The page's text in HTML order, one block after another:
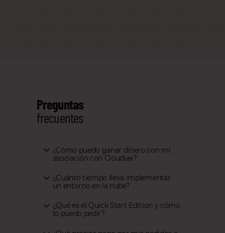
Preguntas
frecuentes
¿Cómo puedo ganar dinero con mi
asociación con Cloudiax?
¿Cuánto tiempo lleva implementar
un entorno en la nube?
¿Qué es el Quick Start Edition y cómo
lo puedo pedir?